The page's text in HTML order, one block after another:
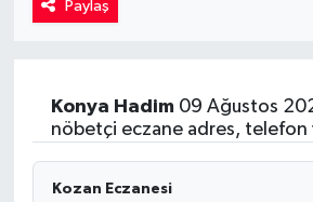
Paylaş
Konya Hadim09 Ağustos
nöbetçi eczane adres, telefon
Kozan Eczanesi
Yaşam